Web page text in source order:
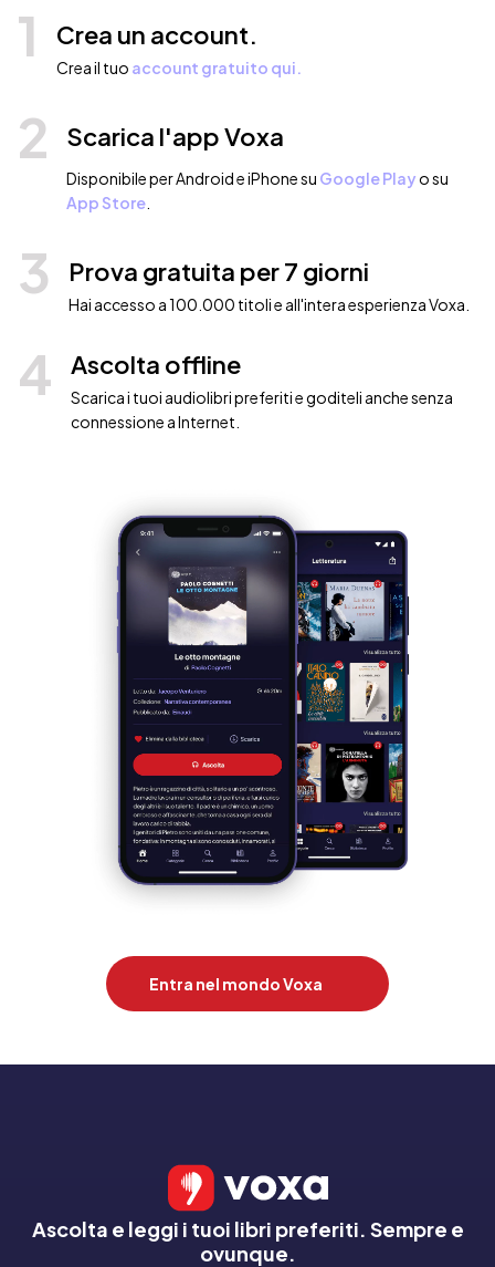
1 Crea un account.
Crea il tuo account gratuito qui.
2 Scarica l'app Voxa
Disponibile per Android e iPhone su Google Playo su
App Store
3 Prova gratuita per 7 giorni
Hai accesso a 100.000 titoli e all'intera esperienza Voxa.
4 Ascolta offline
Scarica i tuoi audiolibri preferiti e goditeli anche senza
connessione a Internet.
Entra nel mondo Voxa
Ascolta e leggi i tuoi libri preferiti. Sempre e
ovunque.